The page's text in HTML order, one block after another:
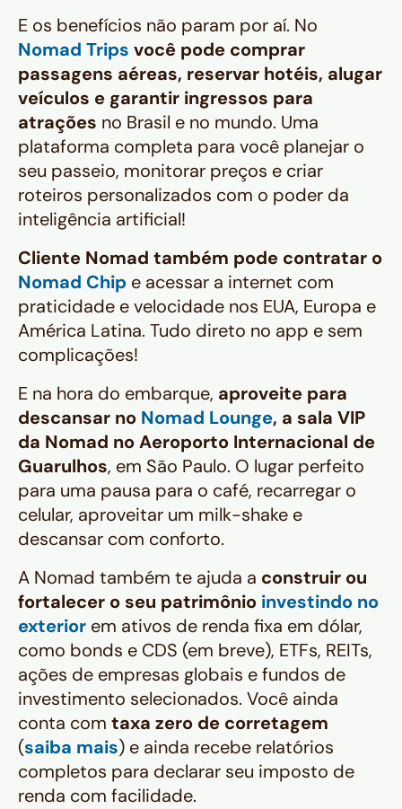
E os benefícios não param por aí. No
Nomad Trips você pode comprar
passagens aéreas, reservar hotéis, alugar
veículos e garantir ingressos para
atrações no Brasil e no mundo. Uma
plataforma completa para você planejar o
seu passeio, monitorar preços e criar
roteiros personalizados com o poder da
inteligência artificial!
Cliente Nomad também pode contratar o
Nomad Chip e acessar a internet com
praticidade e velocidade nos EUA, Europa e
América Latina. Tudo direto no app e sem
complicações!
E na hora do embarque, aproveite para
descansar no Nomad Lounge, a sala VIP
da Nomad no Aeroporto Internacional de
Guarulhos, em São Paulo. O lugar perfeito
para uma pausa para o café, recarregar o
celular, aproveitar um milk-shake e
descansar com conforto.
A Nomad também te ajuda a construir ou
fortalecer o seu patrimônio investindo no
exterior em ativos de renda fixa em dólar,
como bonds e CDS (em breve), ETFs, REITs,
ações de empresas globais e fundos de
investimento selecionados. Você ainda
conta com taxa zero de corretagem
(saiba mais) e ainda recebe relatórios
completos para declarar seu imposto de
renda com facilidade.